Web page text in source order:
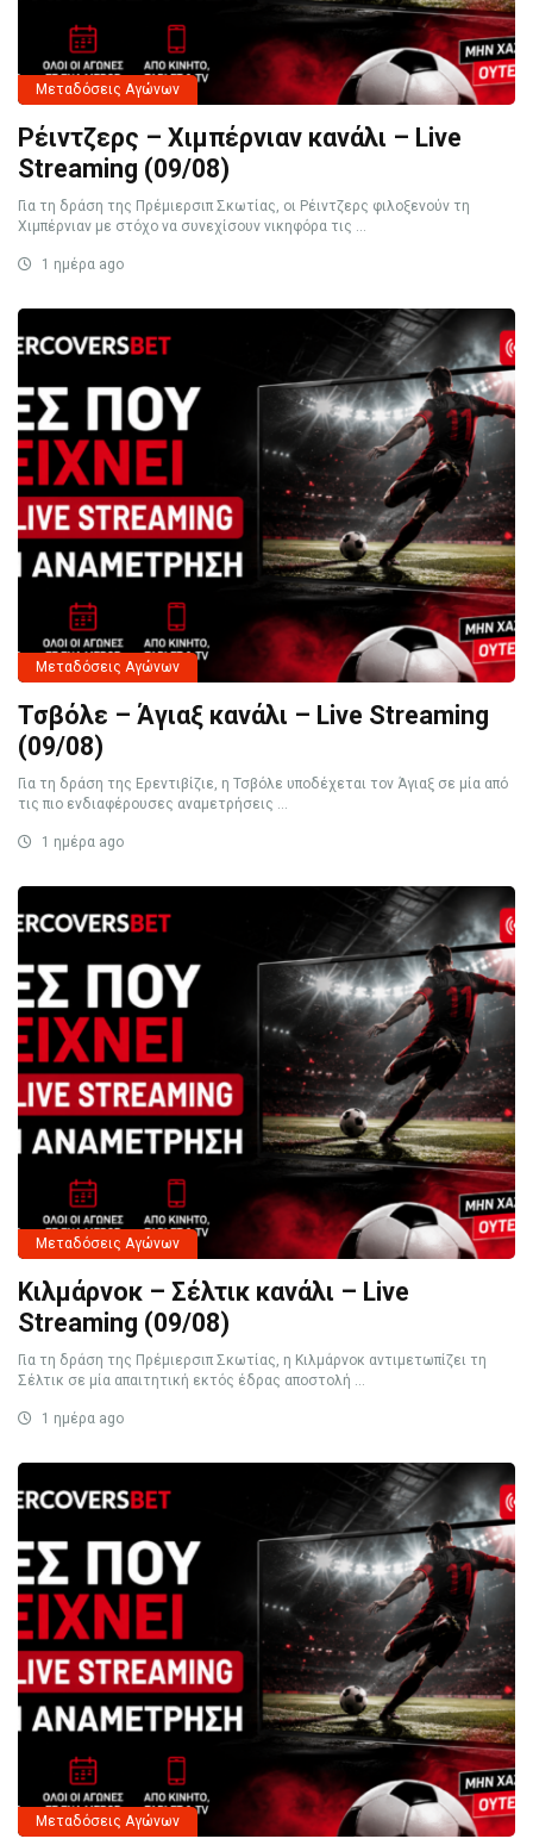
Μεταδόσεις Αγώνων
Ρέιντζερς – Χιμπέρνιαν κανάλι – Live
Streaming (09/08)
Για τη δράση της Πρέμιερσιπ Σκωτίας, οι Ρέιντζερς φιλοξενούν τη
Χιμπέρνιαν με στόχο να συνεχίσουν νικηφόρα τις ...
1 ημέρα ago
Μεταδόσεις Αγώνων
Τσβόλε – Άγιαξ κανάλι – Live Streaming
(09/08)
Για τη δράση της Ερεντιβίζιε, η Τσβόλε υποδέχεται τον Άγιαξ σε μία από
τις πιο ενδιαφέρουσες αναμετρήσεις ...
1 ημέρα ago
Μεταδόσεις Αγώνων
Κιλμάρνοκ – Σέλτικ κανάλι – Live
Streaming (09/08)
Για τη δράση της Πρέμιερσιπ Σκωτίας, η Κιλμάρνοκ αντιμετωπίζει τη
Σέλτικ σε μία απαιτητική εκτός έδρας αποστολή ...
1 ημέρα ago
Μεταδόσεις Αγώνων